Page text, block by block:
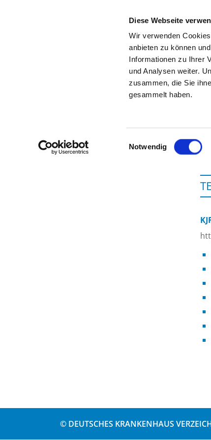
Diese Webseite
Wir verwenden
anbieten zu können
Informationen zu Ihrer
und Analysen weiter.
zusammen, die Sie
gesammelt haben.
Einwilligungsauswahl
Notwendig
Zur Krankenhaus-Startseite
© DEUTSCHES KRANKENHAUS